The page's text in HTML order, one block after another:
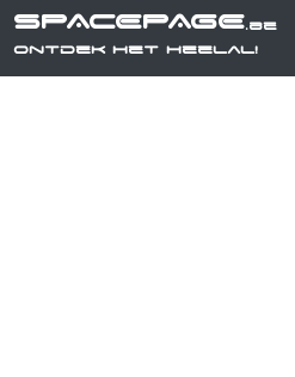
SPACEPAGE.be
Ontdek het heelal!